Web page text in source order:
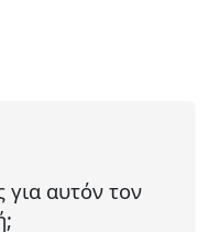
για αυτόν τον